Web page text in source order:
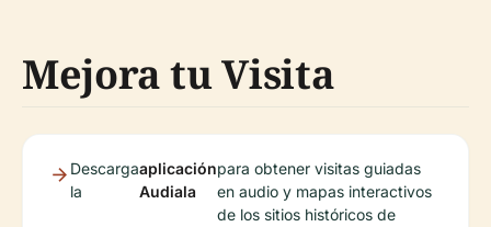
Mejora tu Visita
Descarga
la
aplicación
Audiala
para obtener visitas guiadas
en audio y mapas interactivos
de los sitios históricos de